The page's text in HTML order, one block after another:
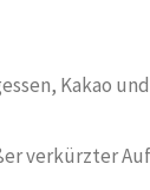
Kakao
verkürzter